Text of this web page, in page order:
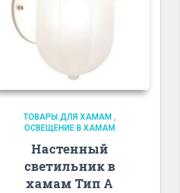
ТОВАРЫ ДЛЯ ХАМАМ ,
ОСВЕЩЕНИЕ В ХАМАМ
Настенный
светильник в
хамам Тип А